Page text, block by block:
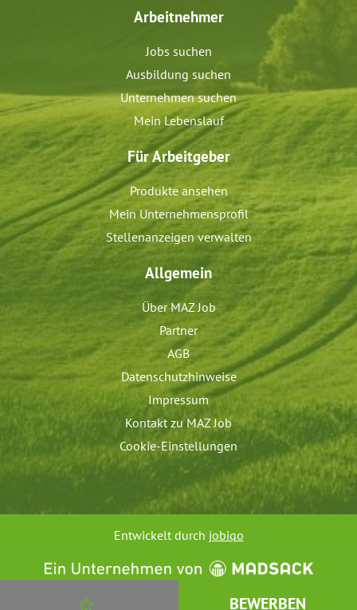
BEWERBEN
JOB MERKEN
Arbeitnehmer
Jobs suchen
Ausbildung suchen
Unternehmen suchen
Mein Lebenslauf
Für Arbeitgeber
Produkte ansehen
Mein Unternehmensprofil
Stellenanzeigen verwalten
Allgemein
Über MAZ Job
Partner
AGB
Datenschutzhinweise
Impressum
Kontakt zu MAZ Job
Cookie-Einstellungen
Entwickelt durch jobiqo